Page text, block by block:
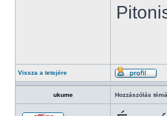
Vissza a tetejére
ukume Hozzászólás